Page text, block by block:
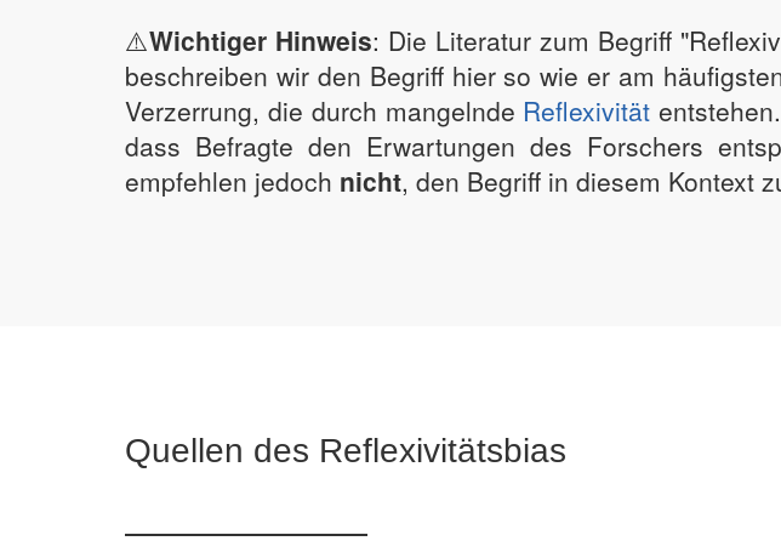
⚠️Wichtiger Hinweis: Die Literatur zum Begriff
beschreiben wir den Begriff hier so wie er am
Verzerrung, die durch mangelnde Reflexivität
dass Befragte den Erwartungen des Forschers
empfehlen jedoch nicht, den Begriff in diesem Kontext
Quellen des Reflexivitätsbias